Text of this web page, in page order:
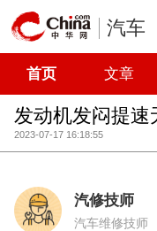
汽车
首页 文章
发动机发闷提速
2023-07-17 16:18:55
汽修技师
汽车维修技师